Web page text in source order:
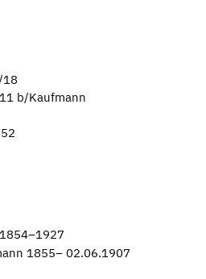
18
b/Kaufmann
1855– 02.06.1907